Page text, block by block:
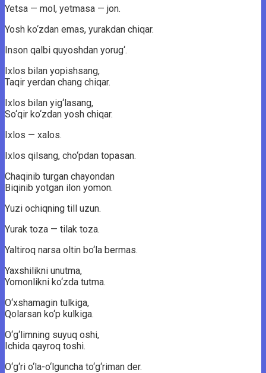
Yetsa — mol, yetmasa — jon.
Yosh ko‘zdan emas, yurakdan chiqar.
Inson qalbi quyoshdan yorug‘.
Ixlos bilan yopishsang,
Taqir yerdan chang chiqar.
Ixlos bilan yig‘lasang,
So‘qir ko‘zdan yosh chiqar.
Ixlos — xalos.
Ixlos qilsang, cho‘pdan topasan.
Chaqinib turgan chayondan
Biqinib yotgan ilon yomon.
Yuzi ochiqning till uzun.
Yurak toza — tilak toza.
Yaltiroq narsa oltin bo‘la bermas.
Yaxshilikni unutma,
Yomonlikni ko‘zda tutma.
O‘xshamagin tulkiga,
Qolarsan ko‘p kulkiga.
O‘g‘limning suyuq oshi,
Ichida qayroq toshi.
O‘g‘ri o‘la-o‘lguncha to‘g‘riman der.